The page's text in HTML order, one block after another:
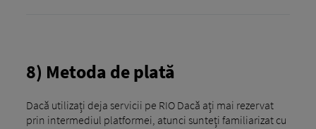
8) Metoda de plată
Dacă utilizați deja servicii pe RIO Dacă ați mai rezervat
prin intermediul platformei, atunci sunteți familiarizat cu